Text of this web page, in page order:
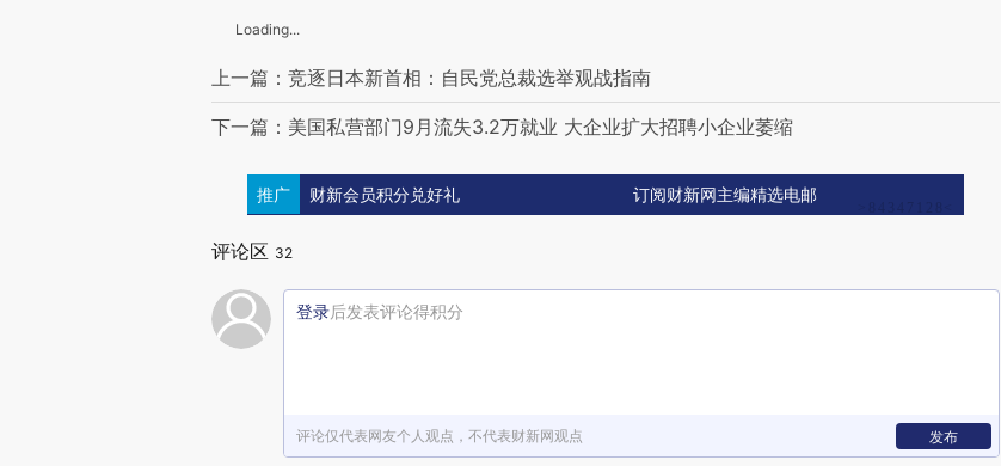
Loading...
上一篇：竞逐日本新首相：自民党总裁选举观战指南
下一篇：美国私营部门9月流失3.2万就业 大企业扩大招聘小企业萎缩
推广 财新会员积分兑好礼 订阅财新网主编精选电邮
评论区 32
登录后发表评论得积分
评论仅代表网友个人观点，不代表财新网观点 发布